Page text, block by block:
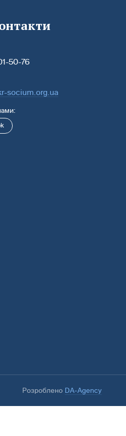
50-76
socium.org.ua
Розроблено DA-Agency